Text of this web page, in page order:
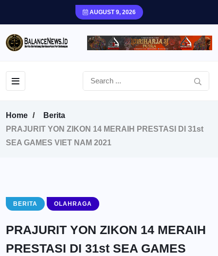
AUGUST 9, 2026
Home
Berita
PRAJURIT YON ZIKON 14 MERAIH PRESTASI DI 31st
SEA GAMES VIET NAM 2021
BERITA OLAHRAGA
PRAJURIT YON ZIKON 14 MERAIH
PRESTASI DI 31st SEA GAMES